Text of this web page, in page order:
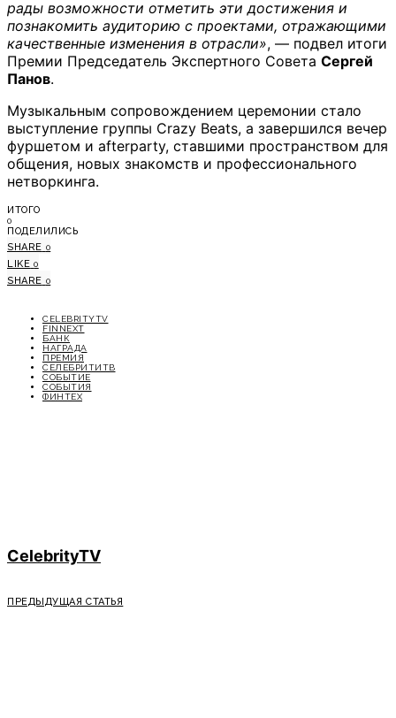
рады возможности отметить эти достижения и
познакомить аудиторию с проектами, отражающими
качественные изменения в отрасли», — подвел итоги
Премии Председатель Экспертного Совета Сергей
Панов.
Музыкальным сопровождением церемонии стало
выступление группы Crazy Beats, а завершился вечер
фуршетом и afterparty, ставшими пространством для
общения, новых знакомств и профессионального
нетворкинга.
ИТОГО
0
ПОДЕЛИЛИСЬ
SHARE 0
LIKE 0
SHARE 0
CELEBRITYTV
FINNEXT
БАНК
НАГРАДА
ПРЕМИЯ
СЕЛЕБРИТИТВ
СОБЫТИЕ
СОБЫТИЯ
ФИНТЕХ
CelebrityTV
ПРЕДЫДУЩАЯ СТАТЬЯ